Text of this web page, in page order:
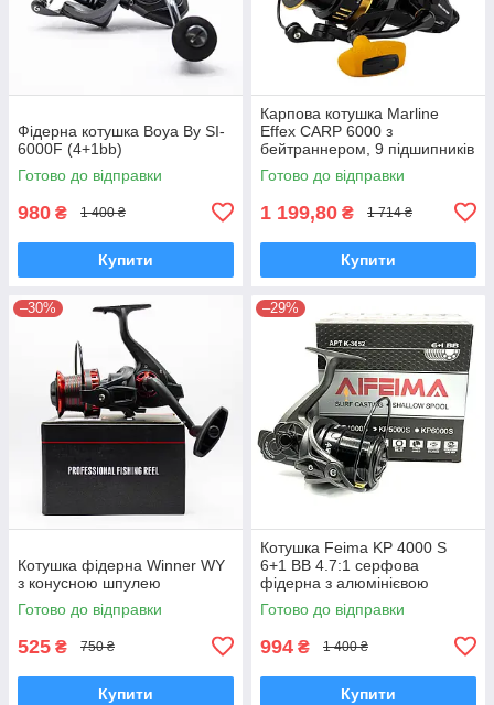
Фідерна котушка Boya By SI-
6000F (4+1bb)
Готово до відправки
980 ₴ 1 400 ₴
Купити
Карпова котушка Marline
Effex CARP 6000 з
бейтраннером, 9 підшипників
Готово до відправки
1 199,80 ₴ 1 714 ₴
Купити
–30%
Котушка фідерна Winner WY
з конусною шпулею
Готово до відправки
525 ₴ 750 ₴
Купити
–29%
Котушка Feima KP 4000 S
6+1 BB 4.7:1 серфова
фідерна з алюмінієвою
мілкою шпулею для дальніх
закидів
Готово до відправки
994 ₴ 1 400 ₴
Купити